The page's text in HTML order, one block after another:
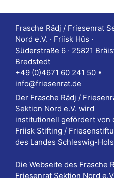
Frasche Rädj / Friesenrat
Nord e.V. · Friisk Hüs ·
Süderstraße 6 · 25821
Bredstedt
+49 (0)4671 60 241 50 •
info@friesenrat.de
Der Frasche Rädj /
Sektion Nord e.V. wird
institutionell gefördert von
Friisk Stifting /
des Landes Schleswig-
Die Webseite des Frasche
Friesenrat Sektion Nord